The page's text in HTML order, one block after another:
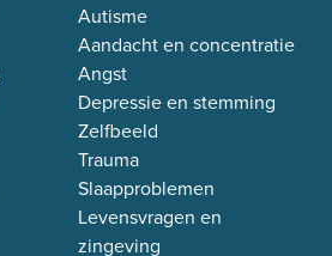
Autisme
Aandacht en concentratie
Angst
Depressie en stemming
Zelfbeeld
Trauma
Slaapproblemen
Levensvragen en
zingeving